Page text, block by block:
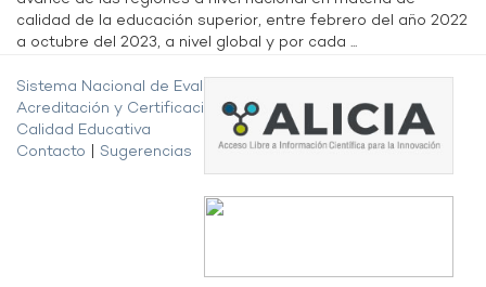
calidad de la educación superior, entre febrero del año 2022
a octubre del 2023, a nivel global y por cada ...
Sistema Nacional de Evaluación,
Acreditación y Certificación de la
Calidad Educativa
Contacto
Sugerencias